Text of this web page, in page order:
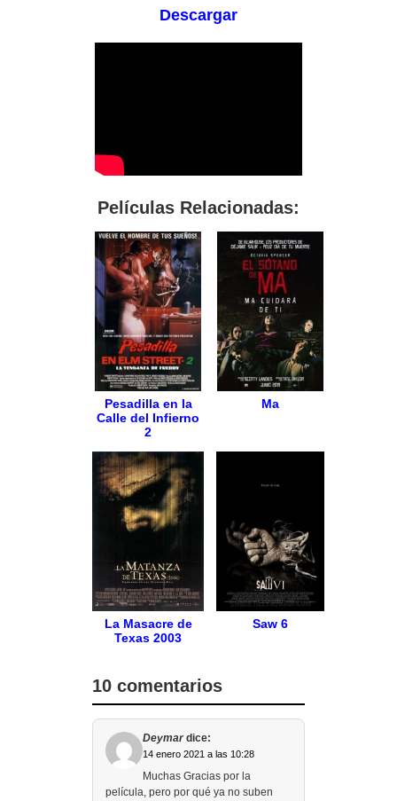
Descargar
Películas Relacionadas:
Pesadilla en la
Calle del Infierno
2
Ma
La Masacre de
Texas 2003
Saw 6
10 comentarios
Deymar dice:
14 enero 2021 a las 10:28
Muchas Gracias por la
película, pero por qué ya no suben